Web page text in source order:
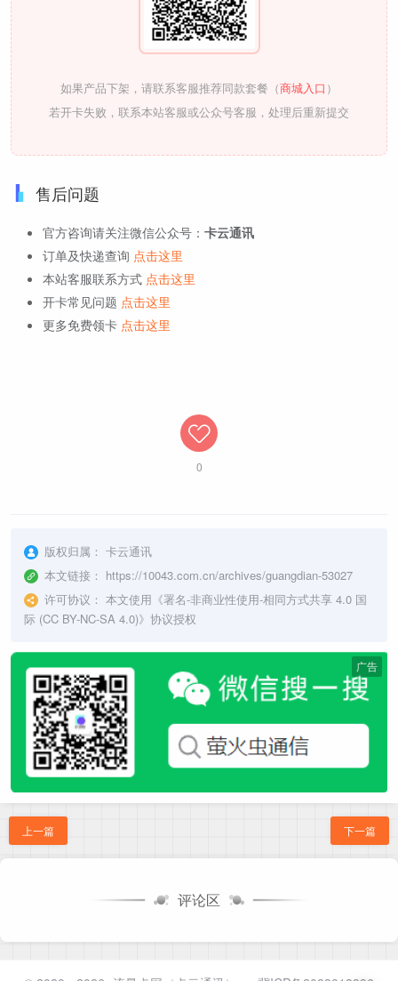
如果产品下架，请联系客服推荐同款套餐（商城入口 ）
若开卡失败，联系本站客服或公众号客服，处理后重新提交
售后问题
官方咨询请关注微信公众号： 卡云通讯
订单及快递查询 点击这里
本站客服联系方式 点击这里
开卡常见问题 点击这里
更多免费领卡 点击这里
0
版权归属： 卡云通讯
本文链接： https://10043.com.cn/archives/guangdian-53027
许可协议： 本文使用《署名-非商业性使用-相同方式共享 4.0 国
际 (CC BY-NC-SA 4.0)》协议授权
广告
上一篇 下一篇
评论区